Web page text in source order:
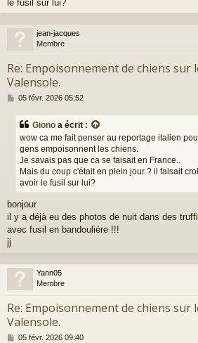
le fusil sur lui?
jean-jacques
Membre
Re: Empoisonnement de chiens sur
Valensole.
M
s
05 févr. 2026 05:52
Giono a écrit :
wow ca me fait penser au reportage italien
gens empoisonnent les chiens.
Je savais pas que ca se faisait en France..
Mais du coup c'était en plein jour ? il faisait
avoir le fusil sur lui?
bonjour
il y a déjà eu des photos de nuit dans des
avec fusil en bandoulière !!!
jj
Yann05
Membre
Re: Empoisonnement de chiens sur
Valensole.
M
05 févr. 2026 09:40